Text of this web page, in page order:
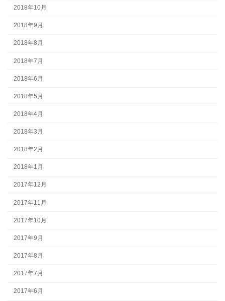
2018年10月
2018年9月
2018年8月
2018年7月
2018年6月
2018年5月
2018年4月
2018年3月
2018年2月
2018年1月
2017年12月
2017年11月
2017年10月
2017年9月
2017年8月
2017年7月
2017年6月